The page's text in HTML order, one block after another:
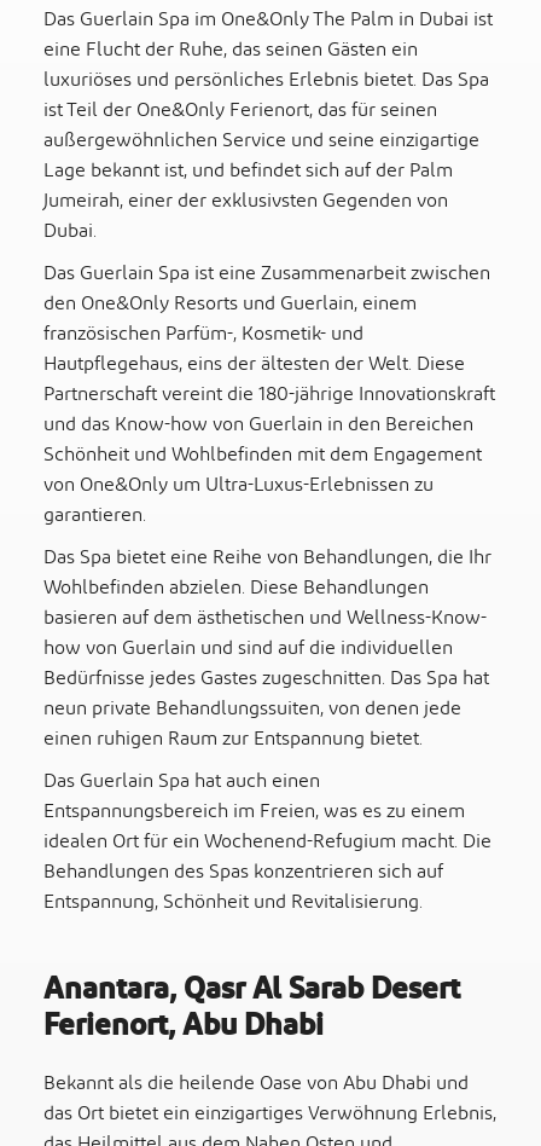
Das Guerlain Spa im One&Only The Palm in Dubai ist
eine Flucht der Ruhe, das seinen Gästen ein
luxuriöses und persönliches Erlebnis bietet. Das Spa
ist Teil der One&Only Ferienort, das für seinen
außergewöhnlichen Service und seine einzigartige
Lage bekannt ist, und befindet sich auf der Palm
Jumeirah, einer der exklusivsten Gegenden von
Dubai.
Das Guerlain Spa ist eine Zusammenarbeit zwischen
den One&Only Resorts und Guerlain, einem
französischen Parfüm-, Kosmetik- und
Hautpflegehaus, eins der ältesten der Welt. Diese
Partnerschaft vereint die 180-jährige Innovationskraft
und das Know-how von Guerlain in den Bereichen
Schönheit und Wohlbefinden mit dem Engagement
von One&Only um Ultra-Luxus-Erlebnissen zu
garantieren.
Das Spa bietet eine Reihe von Behandlungen, die Ihr
Wohlbefinden abzielen. Diese Behandlungen
basieren auf dem ästhetischen und Wellness-Know-
how von Guerlain und sind auf die individuellen
Bedürfnisse jedes Gastes zugeschnitten. Das Spa hat
neun private Behandlungssuiten, von denen jede
einen ruhigen Raum zur Entspannung bietet.
Das Guerlain Spa hat auch einen
Entspannungsbereich im Freien, was es zu einem
idealen Ort für ein Wochenend-Refugium macht. Die
Behandlungen des Spas konzentrieren sich auf
Entspannung, Schönheit und Revitalisierung.
Anantara, Qasr Al Sarab Desert
Ferienort, Abu Dhabi
Bekannt als die heilende Oase von Abu Dhabi und
das Ort bietet ein einzigartiges Verwöhnung Erlebnis,